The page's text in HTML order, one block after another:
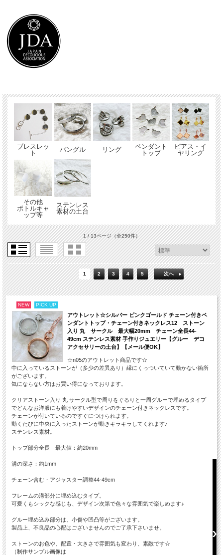
ブレスレッ
ト
バングル リング
ペンダント
トップ
ピアス・イ
ヤリング
その他
ボトルキャ
ップ等
ステンレス
素材の土台
1 / 13ページ（全250件）
1 2 3 4 5 次へ
NEW PICK UP
アウトレット☆シルバー ピンクゴールド チェーン付きペ
ンダントトップ・チェーン付きネックレス12 ストーン
入り 丸 サークル 最大幅20mm チェーン全長44-
49cm ステンレス素材 手作りジュエリー【グルー デコ
アクセサリーの土台】【メール便OK】
☆n05のアウトレット商品です☆
中に入っているストーンが（多少の差異あり）縁にくっついていて動かない箇所
がございます。
気にならない方はお買い得になっております。
クリアストーン入り 丸 サークル型で周りをぐるりと一周グルーで埋めるタイプ
でどんなお洋服にも着けやすいデザインのチェーン付きネックレスです。
チェーンが付いているのですぐにつけられます。
動くたびに中央に入ったストーンが動きキラキラしてくれます♪
ステンレス素材。
トップ部分全長 最大値：約20mm
溝の深さ：約1mm
チェーン含む・アジャスター調整44-49cm
フレームの溝部分に埋め込むタイプ。
可愛くもシックな感じも、デザイン次第で色々な雰囲気で楽しめます♪
グルー埋め込み部分は、小傷や凹凸等がございます。
製品上、不良品の心配はございませんのでご了承下さいませ。
ストーンのお色や、配置・大きさで雰囲気も変わり、素敵です☆
（制作サンプル画像は